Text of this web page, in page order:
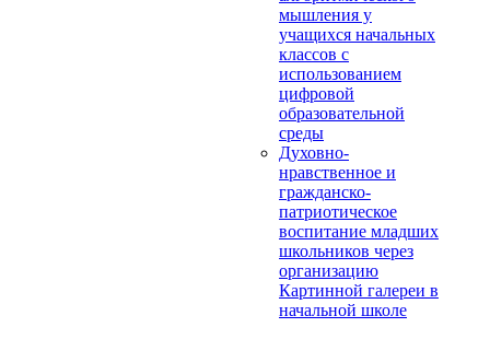
мышления у
учащихся начальных
классов с
использованием
цифровой
образовательной
среды
Духовно-
нравственное и
гражданско-
патриотическое
воспитание младших
школьников через
организацию
Картинной галереи в
начальной школе